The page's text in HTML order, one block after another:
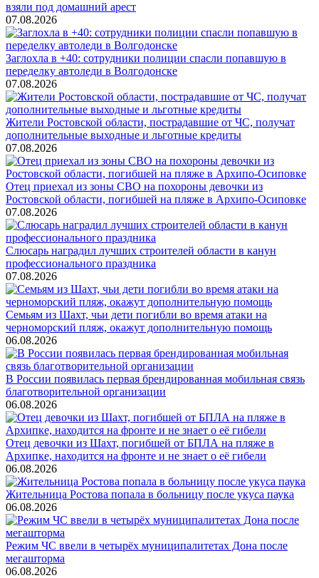
взяли под домашний арест
07.08.2026
Заглохла в +40: сотрудники полиции спасли попавшую в
переделку автоледи в Волгодонске
07.08.2026
Жители Ростовской области, пострадавшие от ЧС, получат
дополнительные выходные и льготные кредиты
07.08.2026
Отец приехал из зоны СВО на похороны девочки из
Ростовской области, погибшей на пляже в Архипо-Осиповке
07.08.2026
Слюсарь наградил лучших строителей области в канун
профессионального праздника
07.08.2026
Семьям из Шахт, чьи дети погибли во время атаки на
черноморский пляж, окажут дополнительную помощь
06.08.2026
В России появилась первая брендированная мобильная связь
благотворительной организации
06.08.2026
Отец девочки из Шахт, погибшей от БПЛА на пляже в
Архипке, находится на фронте и не знает о её гибели
06.08.2026
Жительница Ростова попала в больницу после укуса паука
06.08.2026
Режим ЧС ввели в четырёх муниципалитетах Дона после
мегашторма
06.08.2026